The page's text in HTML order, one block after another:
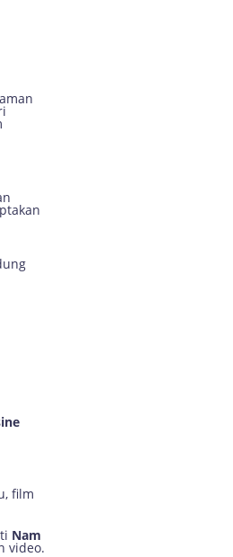
film
Nam
video.